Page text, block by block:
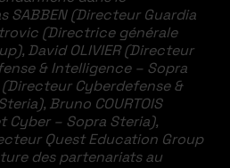
SABBEN (Directeur Guardia
(Directrice générale
David OLIVIER (Directeur
& Intelligence – Sopra
Cyberdefense &
Bruno COURTOIS
Cyber – Sopra Steria),
Quest Education Group
des partenariats au